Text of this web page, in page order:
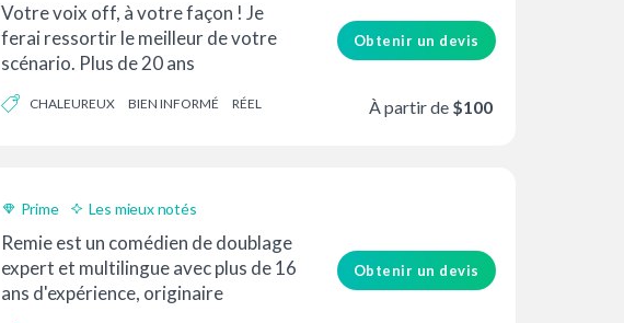
Votre voix off, à votre façon ! Je
ferai ressortir le meilleur de votre
scénario. Plus de 20 ans
tant que doublage sur les principaux
CHALEUREUX BIEN INFORMÉ RÉEL
Obtenir un devis
À partir de $100
Prime
Les mieux notés
Livraison 24h
Remie est un comédien de doublage
expert et multilingue avec plus de 16
ans d'expérience, originaire
Obtenir un devis